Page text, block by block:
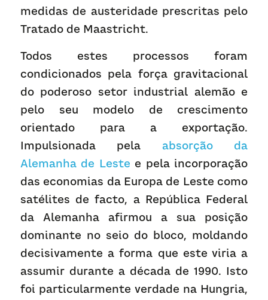
medidas de austeridade prescritas pelo
Tratado de Maastricht.
Todos estes processos foram
condicionados pela força gravitacional
do poderoso setor industrial alemão e
pelo seu modelo de crescimento
orientado para a exportação.
Impulsionada pela absorção da
Alemanha de Leste e pela incorporação
das economias da Europa de Leste como
satélites de facto, a República Federal
da Alemanha afirmou a sua posição
dominante no seio do bloco, moldando
decisivamente a forma que este viria a
assumir durante a década de 1990. Isto
foi particularmente verdade na Hungria,